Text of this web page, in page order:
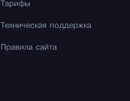
Тарифы
Техническая поддержка
Правила сайта